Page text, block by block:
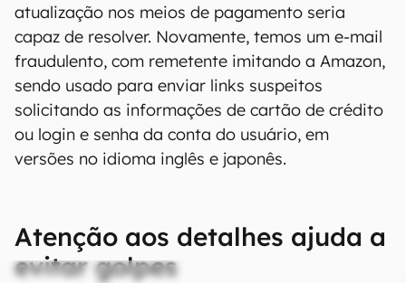
atualização nos meios de pagamento seria
capaz de resolver. Novamente, temos um e-mail
fraudulento, com remetente imitando a Amazon,
sendo usado para enviar links suspeitos
solicitando as informações de cartão de crédito
ou login e senha da conta do usuário, em
versões no idioma inglês e japonês.
Atenção aos detalhes ajuda a
evitar golpes